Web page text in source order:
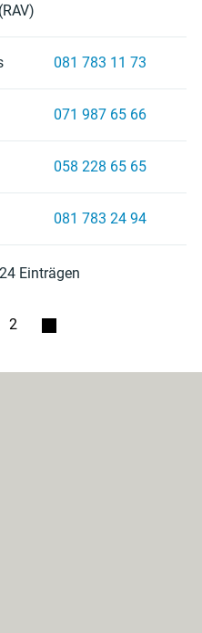
081 783 11 73
071 987 65 66
058 228 65 65
081 783 24 94
Einträgen
2